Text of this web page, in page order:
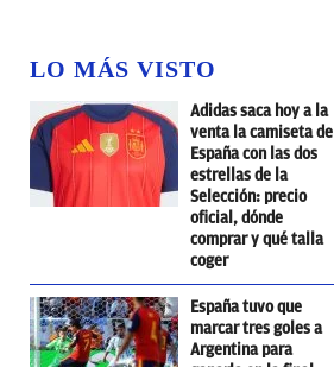
LO MÁS VISTO
Adidas saca hoy a la
venta la camiseta de
España con las dos
estrellas de la
Selección: precio
oficial, dónde
comprar y qué talla
coger
España tuvo que
marcar tres goles a
Argentina para